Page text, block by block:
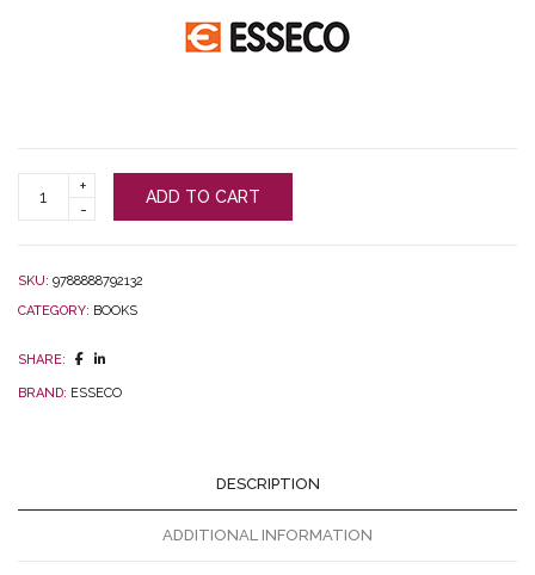
SO₂
ADD TO CART
SKU: 9788888792132
CATEGORY: BOOKS
SHARE:
BRAND: ESSECO
DESCRIPTION
ADDITIONAL INFORMATION